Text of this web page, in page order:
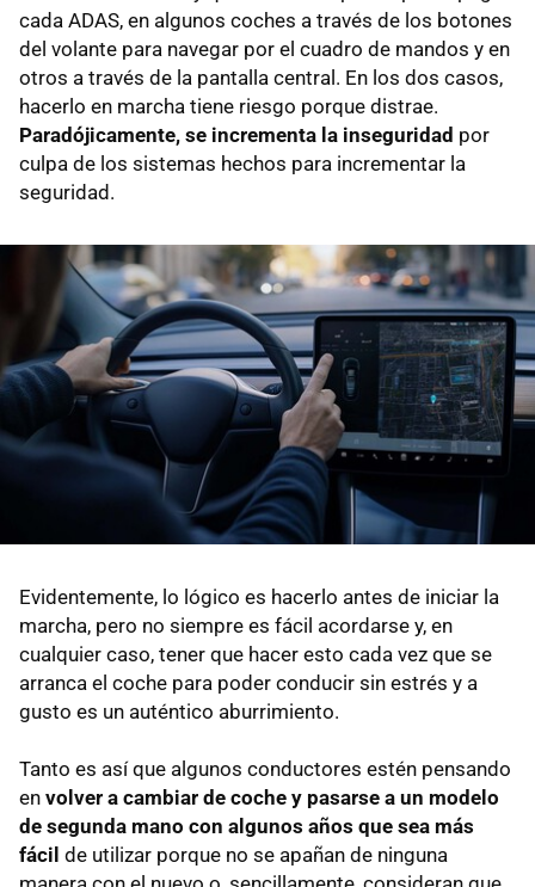
cada ADAS, en algunos coches a través de los botones
del volante para navegar por el cuadro de mandos y en
otros a través de la pantalla central. En los dos casos,
hacerlo en marcha tiene riesgo porque distrae.
Paradójicamente, se incrementa la inseguridad por
culpa de los sistemas hechos para incrementar la
seguridad.
Evidentemente, lo lógico es hacerlo antes de iniciar la
marcha, pero no siempre es fácil acordarse y, en
cualquier caso, tener que hacer esto cada vez que se
arranca el coche para poder conducir sin estrés y a
gusto es un auténtico aburrimiento.
Tanto es así que algunos conductores estén pensando
en volver a cambiar de coche y pasarse a un modelo
de segunda mano con algunos años que sea más
fácil de utilizar porque no se apañan de ninguna